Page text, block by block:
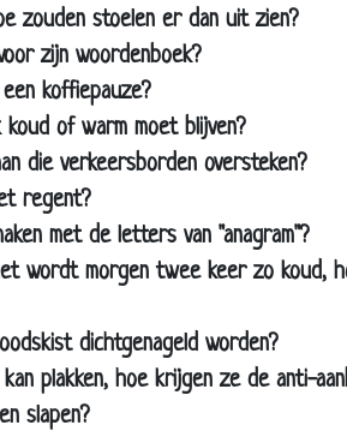
zouden stoelen er dan uit zien?
zijn woordenboek?
koffiepauze?
of warm moet blijven?
die verkeersborden oversteken?
regent?
met de letters van "anagram"?
wordt morgen twee keer zo koud,
dichtgenageld worden?
plakken, hoe krijgen ze de anti-
slapen?